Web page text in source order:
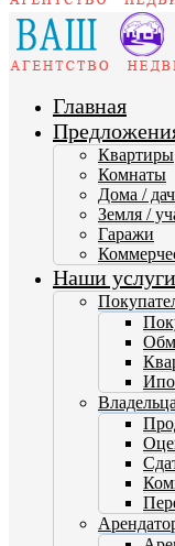
Главная
Квартиры
Комнаты
Дома /
Земля /
Гаражи
Наши услуги